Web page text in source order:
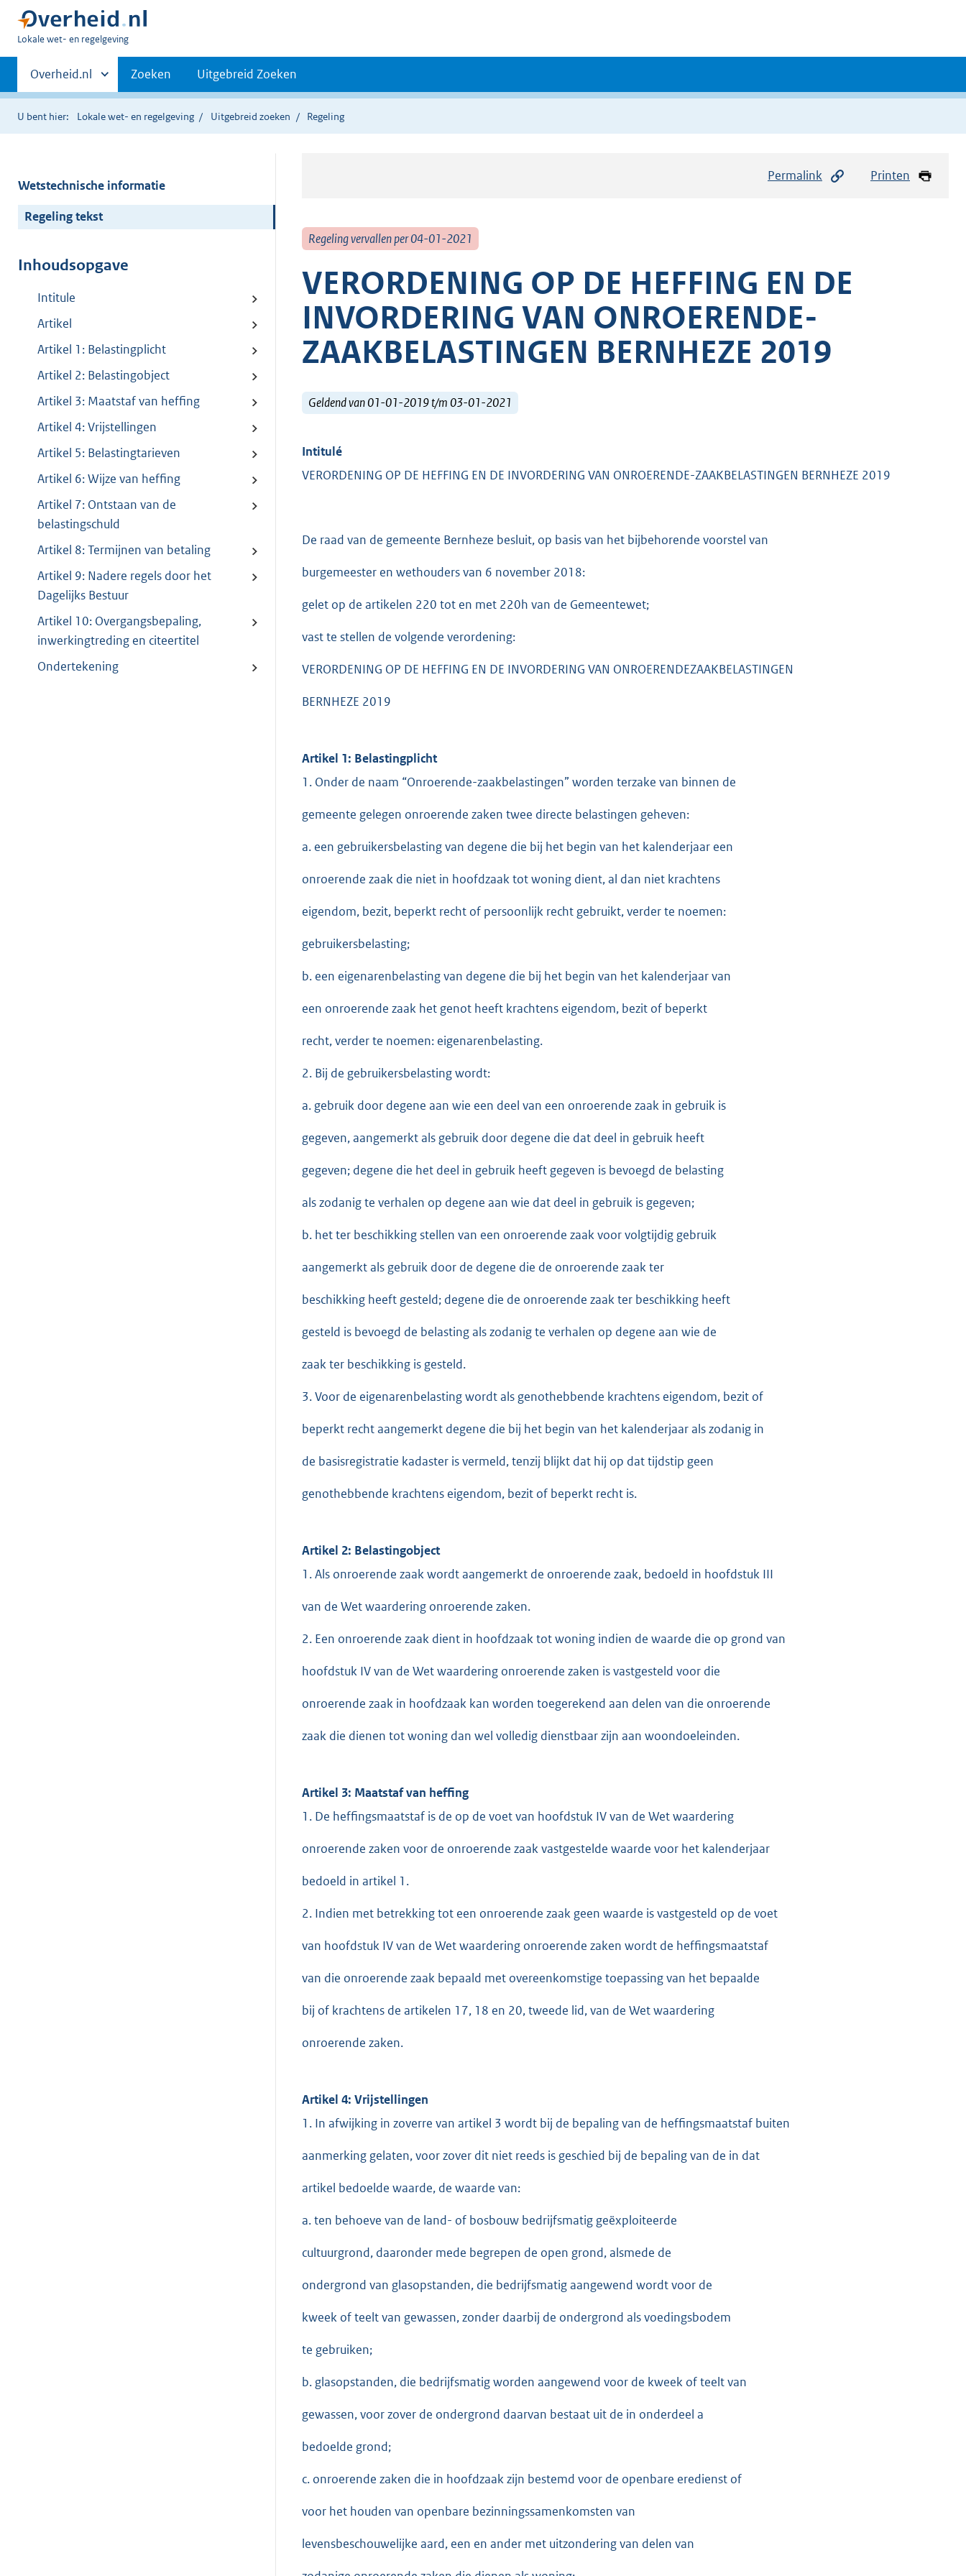
U
hier:
Lokale wet- en regelgeving
Primaire
navigatie
Andere
sites
binnen
Overheid.nl Zoeken Uitgebreid Zoeken
U bent hier: Lokale wet- en regelgeving Uitgebreid zoeken Regeling
Wetstechnische informatie
Regeling tekst
Inhoudsopgave
Intitule
Artikel
Artikel 1: Belastingplicht
Artikel 2: Belastingobject
Artikel 3: Maatstaf van heffing
Artikel 4: Vrijstellingen
Artikel 5: Belastingtarieven
Artikel 6: Wijze van heffing
Artikel 7: Ontstaan van de
belastingschuld
Artikel 8: Termijnen van betaling
Artikel 9: Nadere regels door het
Dagelijks Bestuur
Artikel 10: Overgangsbepaling,
inwerkingtreding en citeertitel
Ondertekening
Permalink Printen
Regeling vervallen per 04-01-2021
VERORDENING OP DE HEFFING EN DE
INVORDERING VAN ONROERENDE-
ZAAKBELASTINGEN BERNHEZE 2019
Geldend van 01-01-2019 t/m 03-01-2021
Intitulé
VERORDENING OP DE HEFFING EN DE INVORDERING VAN ONROERENDE-ZAAKBELASTINGEN BERNHEZE 2019
De raad van de gemeente Bernheze besluit, op basis van het bijbehorende voorstel van
burgemeester en wethouders van 6 november 2018:
gelet op de artikelen 220 tot en met 220h van de Gemeentewet;
vast te stellen de volgende verordening:
VERORDENING OP DE HEFFING EN DE INVORDERING VAN ONROERENDEZAAKBELASTINGEN
BERNHEZE 2019
Artikel 1: Belastingplicht
1. Onder de naam “Onroerende-zaakbelastingen” worden terzake van binnen de
gemeente gelegen onroerende zaken twee directe belastingen geheven:
a. een gebruikersbelasting van degene die bij het begin van het kalenderjaar een
onroerende zaak die niet in hoofdzaak tot woning dient, al dan niet krachtens
eigendom, bezit, beperkt recht of persoonlijk recht gebruikt, verder te noemen:
gebruikersbelasting;
b. een eigenarenbelasting van degene die bij het begin van het kalenderjaar van
een onroerende zaak het genot heeft krachtens eigendom, bezit of beperkt
recht, verder te noemen: eigenarenbelasting.
2. Bij de gebruikersbelasting wordt:
a. gebruik door degene aan wie een deel van een onroerende zaak in gebruik is
gegeven, aangemerkt als gebruik door degene die dat deel in gebruik heeft
gegeven; degene die het deel in gebruik heeft gegeven is bevoegd de belasting
als zodanig te verhalen op degene aan wie dat deel in gebruik is gegeven;
b. het ter beschikking stellen van een onroerende zaak voor volgtijdig gebruik
aangemerkt als gebruik door de degene die de onroerende zaak ter
beschikking heeft gesteld; degene die de onroerende zaak ter beschikking heeft
gesteld is bevoegd de belasting als zodanig te verhalen op degene aan wie de
zaak ter beschikking is gesteld.
3. Voor de eigenarenbelasting wordt als genothebbende krachtens eigendom, bezit of
beperkt recht aangemerkt degene die bij het begin van het kalenderjaar als zodanig in
de basisregistratie kadaster is vermeld, tenzij blijkt dat hij op dat tijdstip geen
genothebbende krachtens eigendom, bezit of beperkt recht is.
Artikel 2: Belastingobject
1. Als onroerende zaak wordt aangemerkt de onroerende zaak, bedoeld in hoofdstuk III
van de Wet waardering onroerende zaken.
2. Een onroerende zaak dient in hoofdzaak tot woning indien de waarde die op grond van
hoofdstuk IV van de Wet waardering onroerende zaken is vastgesteld voor die
onroerende zaak in hoofdzaak kan worden toegerekend aan delen van die onroerende
zaak die dienen tot woning dan wel volledig dienstbaar zijn aan woondoeleinden.
Artikel 3: Maatstaf van heffing
1. De heffingsmaatstaf is de op de voet van hoofdstuk IV van de Wet waardering
onroerende zaken voor de onroerende zaak vastgestelde waarde voor het kalenderjaar
bedoeld in artikel 1.
2. Indien met betrekking tot een onroerende zaak geen waarde is vastgesteld op de voet
van hoofdstuk IV van de Wet waardering onroerende zaken wordt de heffingsmaatstaf
van die onroerende zaak bepaald met overeenkomstige toepassing van het bepaalde
bij of krachtens de artikelen 17, 18 en 20, tweede lid, van de Wet waardering
onroerende zaken.
Artikel 4: Vrijstellingen
1. In afwijking in zoverre van artikel 3 wordt bij de bepaling van de heffingsmaatstaf buiten
aanmerking gelaten, voor zover dit niet reeds is geschied bij de bepaling van de in dat
artikel bedoelde waarde, de waarde van:
a. ten behoeve van de land- of bosbouw bedrijfsmatig geëxploiteerde
cultuurgrond, daaronder mede begrepen de open grond, alsmede de
ondergrond van glasopstanden, die bedrijfsmatig aangewend wordt voor de
kweek of teelt van gewassen, zonder daarbij de ondergrond als voedingsbodem
te gebruiken;
b. glasopstanden, die bedrijfsmatig worden aangewend voor de kweek of teelt van
gewassen, voor zover de ondergrond daarvan bestaat uit de in onderdeel a
bedoelde grond;
c. onroerende zaken die in hoofdzaak zijn bestemd voor de openbare eredienst of
voor het houden van openbare bezinningssamenkomsten van
levensbeschouwelijke aard, een en ander met uitzondering van delen van